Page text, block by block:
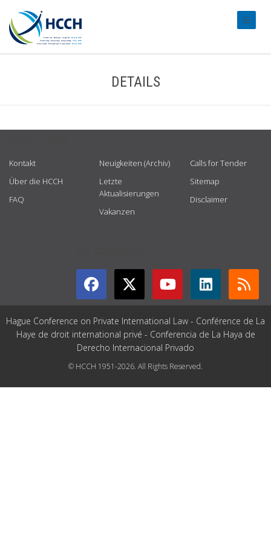
DETAILS
Kontakt
Über die HCCH
FAQ
Neuigkeiten (Archiv)
Letzte
Aktualisierungen
Vakanzen
Calls for Tender
Sitemap
Disclaimer
Hague Conference on Private International Law - Conférence de La
Haye de droit international privé - Conferencia de La Haya de
Derecho Internacional Privado
© HCCH 1951-2026. All Rights Reserved.